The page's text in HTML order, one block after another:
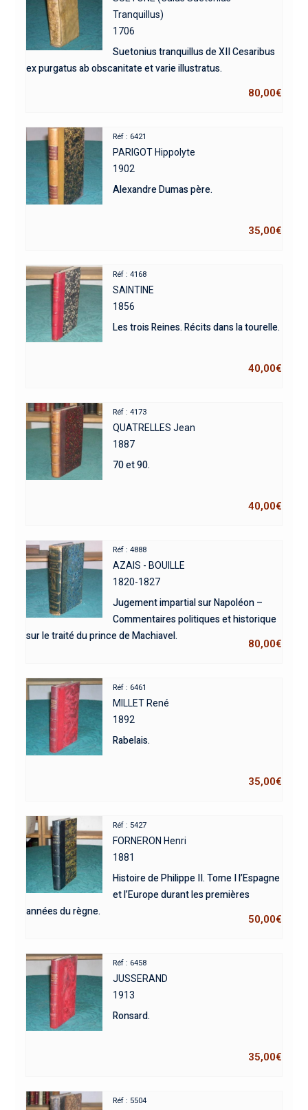
Tranquillus)
1706
Suetonius tranquillus de XII Cesaribus
ex purgatus ab obscanitate et varie illustratus.
80,00€
Réf : 6421
PARIGOT Hippolyte
1902
Alexandre Dumas père.
35,00€
Réf : 4168
SAINTINE
1856
Les trois Reines. Récits dans la tourelle.
40,00€
Réf : 4173
QUATRELLES Jean
1887
70 et 90.
40,00€
Réf : 4888
AZAIS - BOUILLE
1820-1827
Jugement impartial sur Napoléon –
Commentaires politiques et historique
sur le traité du prince de Machiavel.
80,00€
Réf : 6461
MILLET René
1892
Rabelais.
35,00€
Réf : 5427
FORNERON Henri
1881
Histoire de Philippe II. Tome I l’Espagne
et l’Europe durant les premières
années du règne.
50,00€
Réf : 6458
JUSSERAND
1913
Ronsard.
35,00€
Réf : 5504